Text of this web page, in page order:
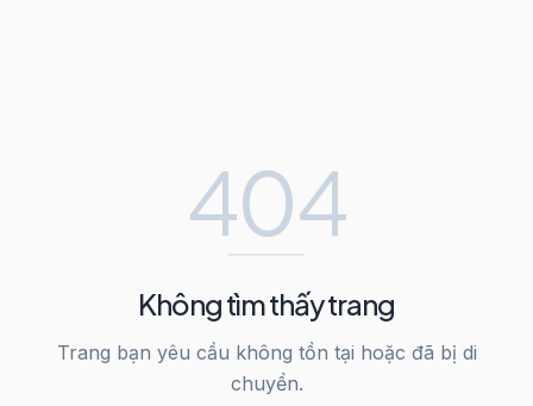
404
Không tìm thấy trang
Trang bạn yêu cầu không tồn tại hoặc đã bị di
chuyển.